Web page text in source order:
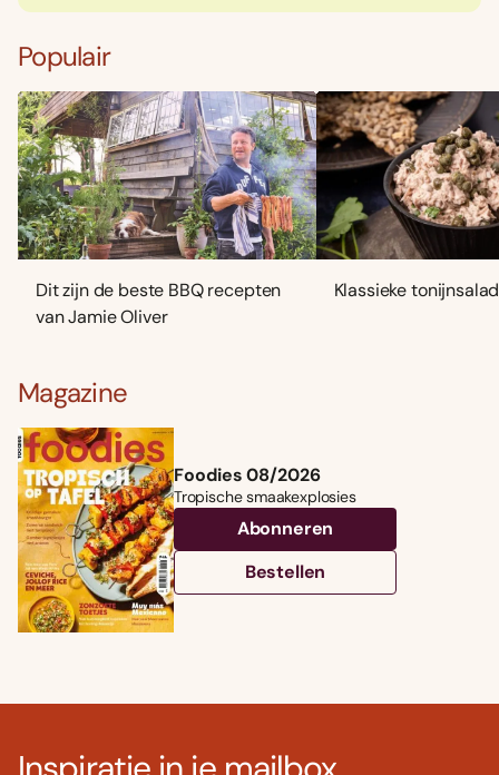
Populair
Dit zijn de beste BBQ recepten
van Jamie Oliver
Klassieke
Magazine
Foodies 08/2026
Tropische smaakexplosies
Abonneren
Bestellen